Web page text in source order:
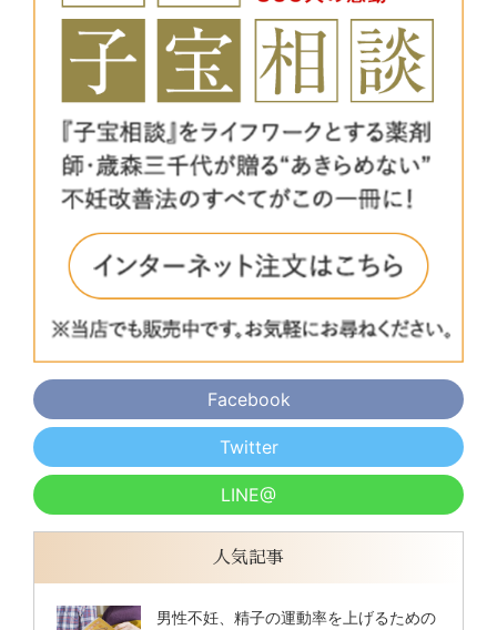
Facebook
Twitter
LINE@
人気記事
男性不妊、精子の運動率を上げるための